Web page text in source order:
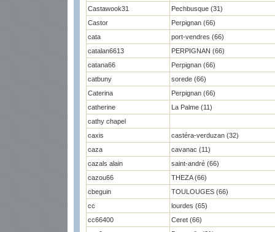
Castawook31
Pechbusque (31)
Castor
Perpignan (66)
cata
port-vendres (66)
catalan6613
PERPIGNAN (66)
catana66
Perpignan (66)
catbuny
sorede (66)
Caterina
Perpignan (66)
catherine
La Palme (11)
cathy chapel
caxis
castéra-verduzan (32)
caza
cavanac (11)
cazals alain
saint-andré (66)
cazou66
THEZA (66)
cbeguin
TOULOUGES (66)
cc
lourdes (65)
cc66400
Ceret (66)